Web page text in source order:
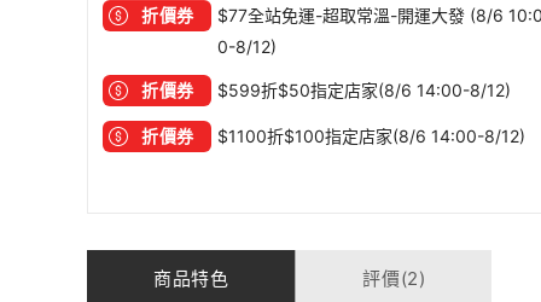
折價券
$77全站免運-超取常溫-開運大發 (8/6
0-8/12)
折價券 $599折$50指定店家(8/6 14:00-8/12)
折價券 $1100折$100指定店家(8/6 14:00-8/12)
商品特色 評價(2)